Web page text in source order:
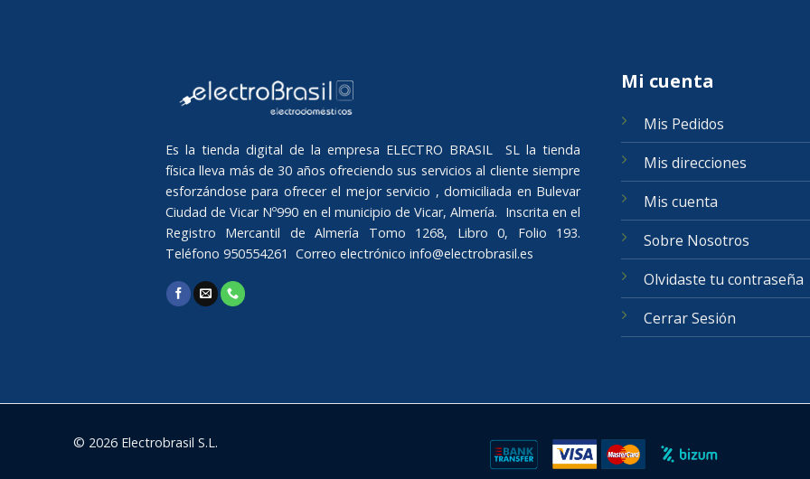
Es la tienda digital de la empresa ELECTRO BRASIL SL la tienda
física lleva más de 30 años ofreciendo sus servicios al cliente siempre
esforzándose para ofrecer el mejor servicio , domiciliada en Bulevar
Ciudad de Vicar Nº990 en el municipio de Vicar, Almería. Inscrita en el
Registro Mercantil de Almería Tomo 1268, Libro 0, Folio 193.
Teléfono 950554261 Correo electrónico info@electrobrasil.es
Mi cuenta
Mis Pedidos
Mis direcciones
Mis cuenta
Sobre Nosotros
Olvidaste tu contraseña
Cerrar Sesión
© 2026 Electrobrasil S.L.